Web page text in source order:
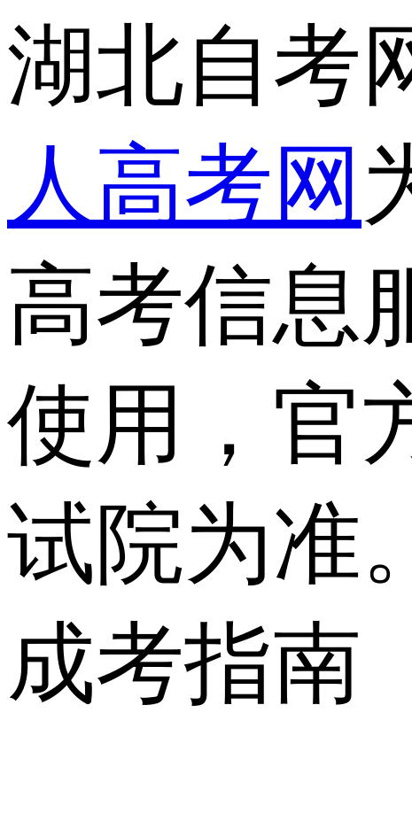
湖北自考
人高考网
高考信息
使用，官
试院为准。
成考指南